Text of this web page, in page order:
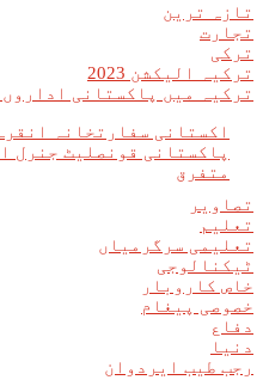
تازہ ترین
تجارت
ترکی
ترکیہ الیکشن 2023
ترکیہ میں پاکستانی
اکستانی سفارتخانہ انقرہ
پاکستانی قونصلیٹ جنرل
متفرق
تصاویر
تعلیم
تعلیمی سرگرمیاں
ٹیکنالوجی
خاص کاروبار
خصوصی پیغام
دفاع
دنیا
رجب طیب ایردوان